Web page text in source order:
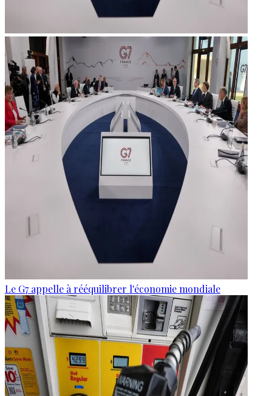
Le G7 appelle à rééquilibrer l'économie mondiale